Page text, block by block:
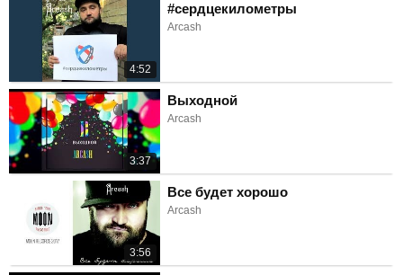
4:52
#сердцекилометры
Arcash
3:37
Выходной
Arcash
3:56
Все будет хорошо
Arcash